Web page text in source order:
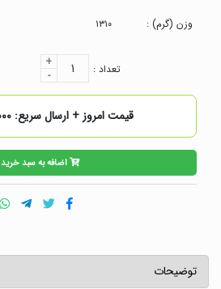
وزن (گرم) : ۱۳۱۰
تعداد : ۱
+
-
قیمت امروز + ارسال سریع: ۱,۹۸۰,۰۰۰تومان
اضافه به سبد خرید